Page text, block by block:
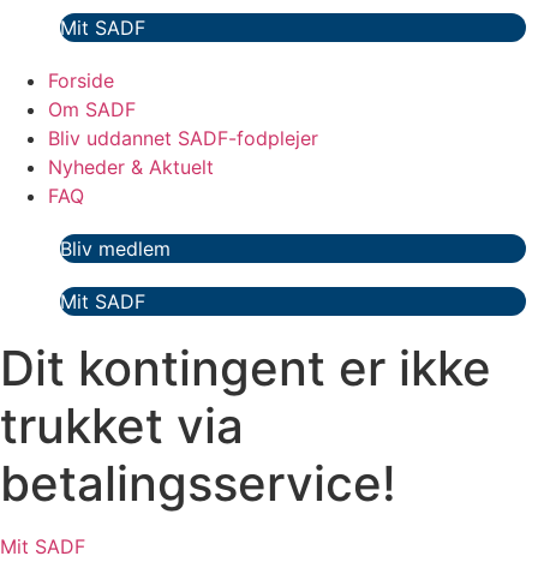
Mit SADF
Forside
Om SADF
Bliv uddannet SADF-fodplejer
Nyheder & Aktuelt
FAQ
Bliv medlem
Mit SADF
Dit kontingent er ikke
trukket via
betalingsservice!
Mit SADF